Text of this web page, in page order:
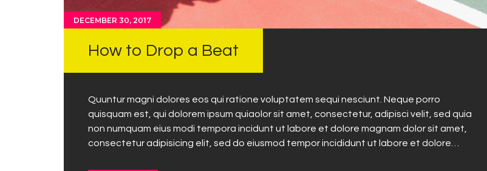
DECEMBER 30, 2017
How to Drop a Beat
Quuntur magni dolores eos qui ratione voluptatem sequi nesciunt. Neque porro
quisquam est, qui dolorem ipsum quiaolor sit amet, consectetur, adipisci velit, sed quia
non numquam eius modi tempora incidunt ut labore et dolore magnam dolor sit amet,
consectetur adipisicing elit, sed do eiusmod tempor incididunt ut labore et dolore…